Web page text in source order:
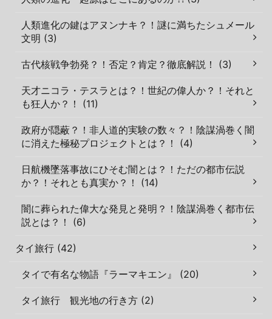
人類進化の鍵はアヌンナキ？！謎に満ちたシュメール
文明 (3)
古代核戦争勃発？！否定？肯定？徹底解説！ (3)
天才ニコラ・テスラとは？！世紀の偉人か？！それと
も狂人か？！ (11)
政府が隠蔽？！非人道的実験の数々？！陰謀渦巻く闇
に消えた極秘プロジェクトとは？！ (4)
日航機墜落事故にひそむ闇とは？！ただの都市伝説
か？！それとも真実か？！ (14)
闇に葬られた偉大な発見と発明？！陰謀渦巻く都市伝
説とは？！ (6)
タイ旅行 (42)
タイで有名な物語『ラーマキエン』 (20)
タイ旅行 観光地の行き方 (2)